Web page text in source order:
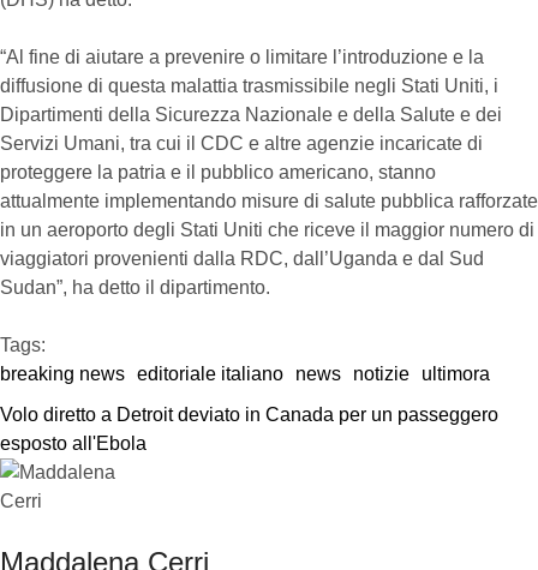
“Al fine di aiutare a prevenire o limitare l’introduzione e la
diffusione di questa malattia trasmissibile negli Stati Uniti, i
Dipartimenti della Sicurezza Nazionale e della Salute e dei
Servizi Umani, tra cui il CDC e altre agenzie incaricate di
proteggere la patria e il pubblico americano, stanno
attualmente implementando misure di salute pubblica rafforzate
in un aeroporto degli Stati Uniti che riceve il maggior numero di
viaggiatori provenienti dalla RDC, dall’Uganda e dal Sud
Sudan”, ha detto il dipartimento.
Tags:
breaking news editoriale italiano news notizie
ultimora
Volo diretto a Detroit deviato in Canada per un passeggero
esposto all'Ebola
Maddalena Cerri